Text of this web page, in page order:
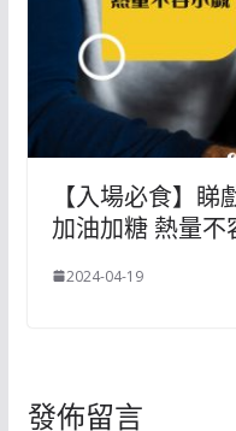
【入場必食】
加油加糖 熱量不
2024-04-19
發佈留言